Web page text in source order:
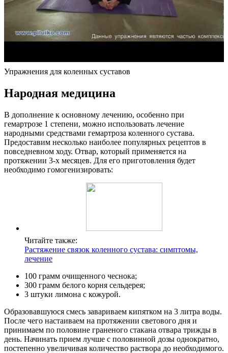
Упражнения для коленных суставов
Народная медицина
В дополнение к основному лечению, особенно при
гемартрозе 1 степени, можно использовать лечение
народными средствами гемартроза коленного сустава.
Предоставим несколько наиболее популярных рецептов в
повседневном ходу. Отвар, который применяется на
протяжении 3-х месяцев. Для его приготовления будет
необходимо гомогенизировать:
Читайте также:
Растяжение связок коленного сустава: симптомы,
лечение
100 грамм очищенного чеснока;
300 грамм белого корня сельдерея;
3 штуки лимона с кожурой.
Образовавшуюся смесь завариваем кипятком на 3 литра воды.
После чего настаиваем на протяжении светового дня и
принимаем по половине граненого стакана отвара трижды в
день. Начинать прием лучше с половинной дозы однократно,
постепенно увеличивая количество раствора до необходимого.